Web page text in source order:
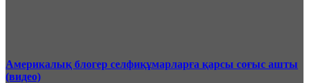
Америкалық блогер селфиқұмарларға қарсы соғыс ашты
(видео)